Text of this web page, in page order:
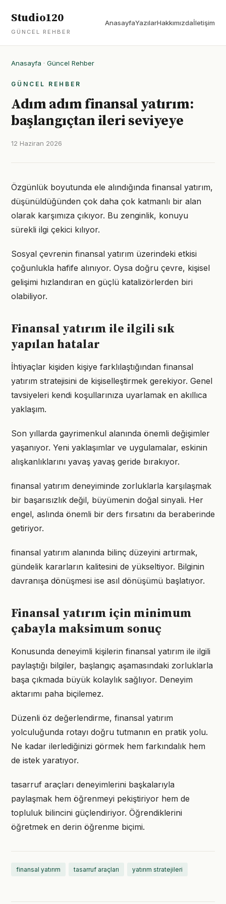
Studio120
GÜNCEL REHBER
AnasayfaYazılarHakkımızdaİletişim
Anasayfa · Güncel Rehber
GÜNCEL REHBER
Adım adım finansal yatırım:
başlangıçtan ileri seviyeye
12 Haziran 2026
Özgünlük boyutunda ele alındığında finansal yatırım,
düşünüldüğünden çok daha çok katmanlı bir alan
olarak karşımıza çıkıyor. Bu zenginlik, konuyu
sürekli ilgi çekici kılıyor.
Sosyal çevrenin finansal yatırım üzerindeki etkisi
çoğunlukla hafife alınıyor. Oysa doğru çevre, kişisel
gelişimi hızlandıran en güçlü katalizörlerden biri
olabiliyor.
Finansal yatırım ile ilgili sık
yapılan hatalar
İhtiyaçlar kişiden kişiye farklılaştığından finansal
yatırım stratejisini de kişiselleştirmek gerekiyor. Genel
tavsiyeleri kendi koşullarınıza uyarlamak en akıllıca
yaklaşım.
Son yıllarda gayrimenkul alanında önemli değişimler
yaşanıyor. Yeni yaklaşımlar ve uygulamalar, eskinin
alışkanlıklarını yavaş yavaş geride bırakıyor.
finansal yatırım deneyiminde zorluklarla karşılaşmak
bir başarısızlık değil, büyümenin doğal sinyali. Her
engel, aslında önemli bir ders fırsatını da beraberinde
getiriyor.
finansal yatırım alanında bilinç düzeyini artırmak,
gündelik kararların kalitesini de yükseltiyor. Bilginin
davranışa dönüşmesi ise asıl dönüşümü başlatıyor.
Finansal yatırım için minimum
çabayla maksimum sonuç
Konusunda deneyimli kişilerin finansal yatırım ile ilgili
paylaştığı bilgiler, başlangıç aşamasındaki zorluklarla
başa çıkmada büyük kolaylık sağlıyor. Deneyim
aktarımı paha biçilemez.
Düzenli öz değerlendirme, finansal yatırım
yolculuğunda rotayı doğru tutmanın en pratik yolu.
Ne kadar ilerlediğinizi görmek hem farkındalık hem
de istek yaratıyor.
tasarruf araçları deneyimlerini başkalarıyla
paylaşmak hem öğrenmeyi pekiştiriyor hem de
topluluk bilincini güçlendiriyor. Öğrendiklerini
öğretmek en derin öğrenme biçimi.
finansal yatırım tasarruf araçları yatırım stratejileri